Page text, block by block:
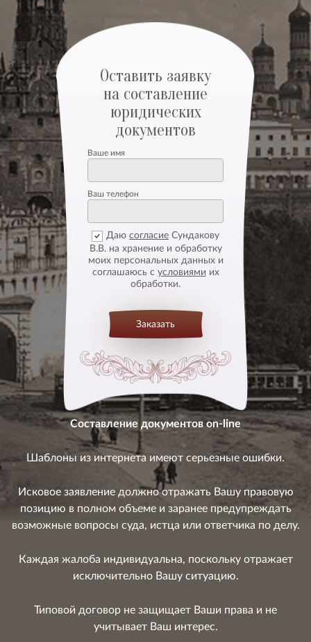
Оставить заявку
на составление
юридических
документов
Ваше имя
Ваш телефон
Даю согласие Сундакову
В.В. на хранение и обработку
моих персональных данных и
соглашаюсь с условиями их
обработки.
Заказать
Составление документов on-line
Шаблоны из интернета имеют серьезные ошибки.
Исковое заявление должно отражать Вашу правовую
позицию в полном объеме и заранее предупреждать
возможные вопросы суда, истца или ответчика по делу.
Каждая жалоба индивидуальна, поскольку отражает
исключительно Вашу ситуацию.
Типовой договор не защищает Ваши права и не
учитывает Ваш интерес.